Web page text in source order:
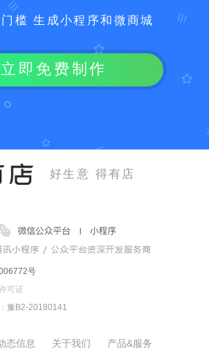
槛 生成小程序和微商城
立即免费制作
好生意 得有店
号
可证
豫B2-20180141
态信息 关于我们 产品&服务